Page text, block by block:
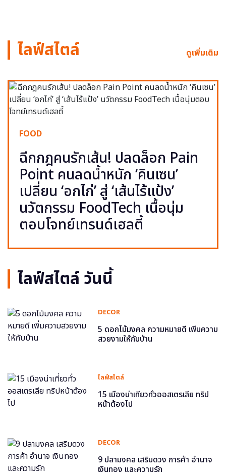
ไลฟ์สไตล์ ดูเพิ่มเติม
FOOD
ฉีกกฎคนรักเส้น! ปลดล็อก Pain
Point คนลดน้ำหนัก ‘คินเซน’
เปลี่ยน ‘อกไก่’ สู่ ‘เส้นไร้แป้ง’
นวัตกรรม FoodTech เนื้อนุ่ม
ตอบโจทย์เทรนด์เฮลตี้
ไลฟ์สไตล์ วันนี้
DECOR
5 ดอกไม้มงคล ความหมายดี เพิ่มความ
สวยงามให้กับบ้าน
ไลฟ์สไตล์
15 เมืองน่าเที่ยวทั่วออสเตรเลีย ทริป
หน้าต้องไป
DECOR
9 ปลามงคล เสริมดวง การค้า อำนาจ
เงินทอง และความรัก